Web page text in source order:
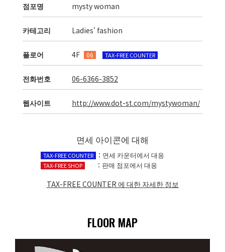
점포명 mysty woman
카테고리 Ladies' fashion
플로어 4F 06 TAX-FREE COUNTER
전화번호 06-6366-3852
웹사이트 http://www.dot-st.com/mystywoman/
면세 아이콘에 대해
TAX-FREE COUNTER ：면세 카운터에서 대응
TAX-FREE SHOP ：판매 점포에서 대응
TAX-FREE COUNTER 에 대한 자세한 정보​
FLOOR MAP